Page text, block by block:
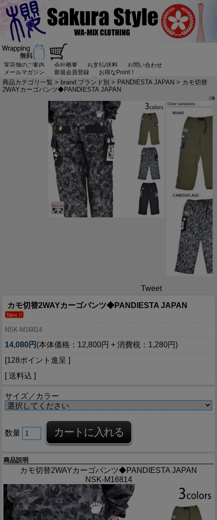
実店舗のご案内 会社概要 お支払/送料
お問い合わせ
メールマガジン
新規会員登録 お得なPoint！
商品カテゴリ一覧 > brand:ブランド別 > PANDIESTA JAPAN > カモ切替
2WAYカーゴパンツ◆PANDIESTA JAPAN
Tweet
カモ切替2WAYカーゴパンツ◆PANDIESTA JAPAN
NSK-M16814
14,080円 (本体価格：12,800円 + 消費税：1,280円)
[128ポイント進呈 ]
[ 送料込 ]
サイズ／カラー
数量
商品説明
カモ切替2WAYカーゴパンツ◆PANDIESTA JAPAN
NSK-M16814